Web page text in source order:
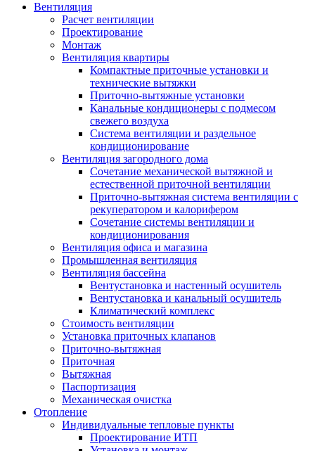
Вентиляция
Расчет вентиляции
Проектирование
Монтаж
Вентиляция квартиры
Компактные приточные установки и
технические вытяжки
Приточно-вытяжные установки
Канальные кондиционеры с подмесом
свежего воздуха
Cистема вентиляции и раздельное
кондиционирование
Вентиляция загородного дома
Сочетание механической вытяжной и
естественной приточной вентиляции
Приточно-вытяжная система вентиляции с
рекуператором и калорифером
Сочетание системы вентиляции и
кондиционирования
Вентиляция офиса и магазина
Промышленная вентиляция
Вентиляция бассейна
Вентустановка и настенный осушитель
Вентустановка и канальный осушитель
Климатический комплекс
Стоимость вентиляции
Установка приточных клапанов
Приточно-вытяжная
Приточная
Вытяжная
Паспортизация
Механическая очистка
Отопление
Индивидуальные тепловые пункты
Проектирование ИТП